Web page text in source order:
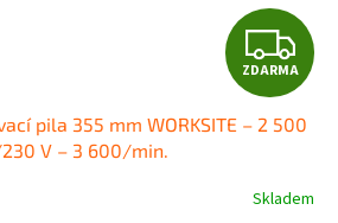
Z
D
A
R
ZDARMA
pila 355 mm WORKSITE – 2 500
V – 3 600/min.
Skladem